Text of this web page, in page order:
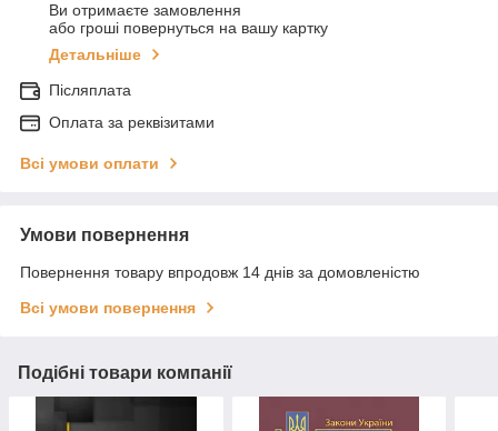
Ви отримаєте замовлення
або гроші повернуться на вашу картку
Детальніше
Післяплата
Оплата за реквізитами
Всі умови оплати
Умови повернення
Повернення товару впродовж 14 днів за домовленістю
Всі умови повернення
Подібні товари компанії